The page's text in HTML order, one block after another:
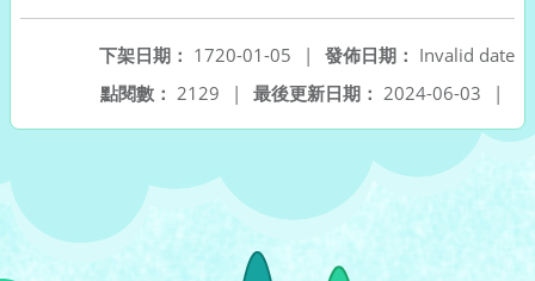
發佈日期： Invalid date
下架日期： 1720-01-05
|
最後更新日期： 2024-06-03 |
點閱數： 2129 |